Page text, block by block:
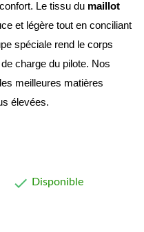
Le tissu du maillot
et légère tout en conciliant
spéciale rend le corps
charge du pilote. Nos
meilleures matières
élevées.
 Disponible